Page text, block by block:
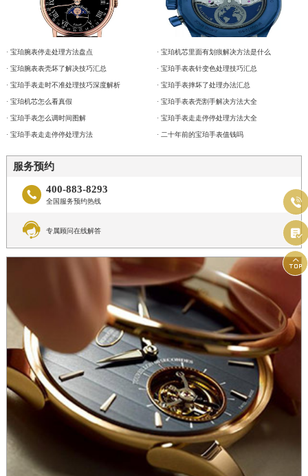
· 宝珀腕表停走处理方法盘点
· 宝珀腕表表壳坏了解决技巧汇总
· 宝珀手表走时不准处理技巧深度解析
· 宝珀机芯怎么看真假
· 宝珀手表怎么调时间图解
· 宝珀手表走走停停处理方法
· 宝珀机芯里面有划痕解决方法是什么
· 宝珀手表表针变色处理技巧汇总
· 宝珀手表摔坏了处理办法汇总
· 宝珀手表表壳割手解决方法大全
· 宝珀手表走走停停处理方法大全
· 二十年前的宝珀手表值钱吗
服务预约
 400-883-8293
全国服务预约热线
 专属顾问在线解答


